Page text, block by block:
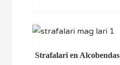
Strafalari en Alcobendas